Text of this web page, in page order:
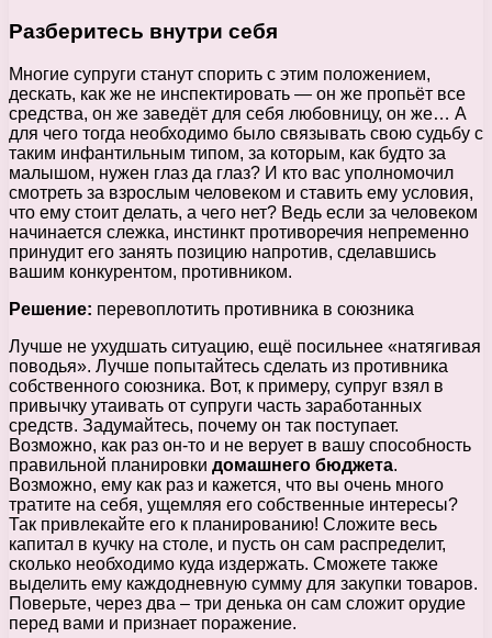
Разберитесь внутри себя
Многие супруги станут спорить с этим положением,
дескать, как же не инспектировать — он же пропьёт все
средства, он же заведёт для себя любовницу, он же… А
для чего тогда необходимо было связывать свою судьбу с
таким инфантильным типом, за которым, как будто за
малышом, нужен глаз да глаз? И кто вас уполномочил
смотреть за взрослым человеком и ставить ему условия,
что ему стоит делать, а чего нет? Ведь если за человеком
начинается слежка, инстинкт противоречия непременно
принудит его занять позицию напротив, сделавшись
вашим конкурентом, противником.
Решение: перевоплотить противника в союзника
Лучше не ухудшать ситуацию, ещё посильнее «натягивая
поводья». Лучше попытайтесь сделать из противника
собственного союзника. Вот, к примеру, супруг взял в
привычку утаивать от супруги часть заработанных
средств. Задумайтесь, почему он так поступает.
Возможно, как раз он-то и не верует в вашу способность
правильной планировки домашнего бюджета.
Возможно, ему как раз и кажется, что вы очень много
тратите на себя, ущемляя его собственные интересы?
Так привлекайте его к планированию! Сложите весь
капитал в кучку на столе, и пусть он сам распределит,
сколько необходимо куда издержать. Сможете также
выделить ему каждодневную сумму для закупки товаров.
Поверьте, через два – три денька он сам сложит орудие
перед вами и признает поражение.